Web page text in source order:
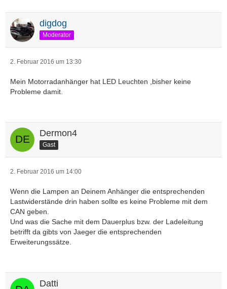
digdog
Moderator
2. Februar 2016 um 13:30
Mein Motorradanhänger hat LED Leuchten ,bisher keine
Probleme damit.
Dermon4
Gast
2. Februar 2016 um 14:00
Wenn die Lampen an Deinem Anhänger die entsprechenden
Lastwiderstände drin haben sollte es keine Probleme mit dem
CAN geben.
Und was die Sache mit dem Dauerplus bzw. der Ladeleitung
betrifft da gibts von Jaeger die entsprechenden
Erweiterungssätze.
Datti